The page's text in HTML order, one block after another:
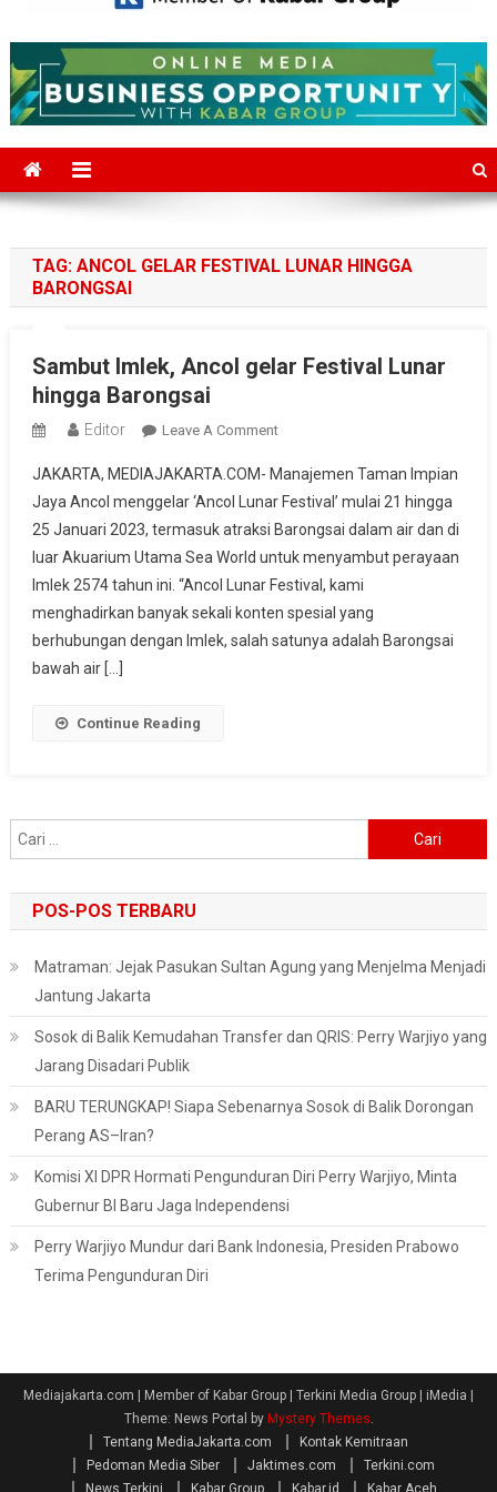
Mediajakarta.com
TAG: ANCOL GELAR FESTIVAL LUNAR HINGGA
BARONGSAI
Sambut Imlek, Ancol gelar Festival Lunar
hingga Barongsai
Editor Leave A CommentOn
Imlek,
Ancol
Gelar
Festival
Lunar
Hingga
Barongsai
JAKARTA, MEDIAJAKARTA.COM- Manajemen Taman Impian
Jaya Ancol menggelar ‘Ancol Lunar Festival’ mulai 21 hingga
25 Januari 2023, termasuk atraksi Barongsai dalam air dan di
luar Akuarium Utama Sea World untuk menyambut perayaan
Imlek 2574 tahun ini. “Ancol Lunar Festival, kami
menghadirkan banyak sekali konten spesial yang
berhubungan dengan Imlek, salah satunya adalah Barongsai
bawah air […]
Continue Reading
untuk:
POS-POS TERBARU
Matraman: Jejak Pasukan Sultan Agung yang Menjelma Menjadi
Jantung Jakarta
Sosok di Balik Kemudahan Transfer dan QRIS: Perry Warjiyo yang
Jarang Disadari Publik
BARU TERUNGKAP! Siapa Sebenarnya Sosok di Balik Dorongan
Perang AS–Iran?
Komisi XI DPR Hormati Pengunduran Diri Perry Warjiyo, Minta
Gubernur BI Baru Jaga Independensi
Perry Warjiyo Mundur dari Bank Indonesia, Presiden Prabowo
Terima Pengunduran Diri
Mediajakarta.com | Member of Kabar Group | Terkini Media Group | iMedia
Theme: News Portal by Mystery Themes.
Tentang MediaJakarta.com
Kontak Kemitraan
Pedoman Media Siber
Jaktimes.com
Terkini.com
News Terkini
Kabar Group Kabar.id Kabar Aceh